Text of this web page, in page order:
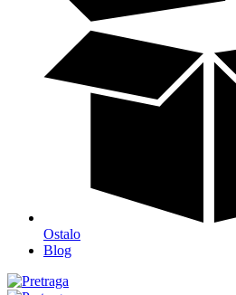
Ostalo
Blog